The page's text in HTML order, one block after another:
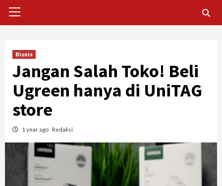
Menu
Bisnis
Jangan Salah Toko! Beli
Ugreen hanya di UniTAG
store
1 year ago Redaksi